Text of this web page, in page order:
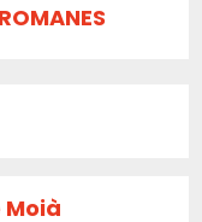
Moià